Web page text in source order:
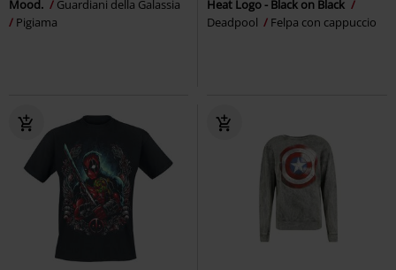
Mood.
Guardiani della Galassia
Pigiama
Heat Logo - Black on Black
Deadpool
Felpa con cappuccio